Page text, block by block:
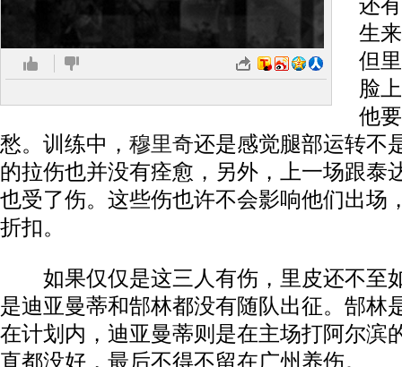
还
生
但
脸
他
愁。训练中， 穆里奇还是感觉腿部运转不
的拉伤也并没有痊愈，另外，上一场跟泰
也受了伤。这些伤也许不会影响他们出场
折扣。
如果仅仅是这三人有伤，里皮还不至
是迪亚曼蒂和郜林都没有随队出征。郜林
在计划内，迪亚曼蒂则是在主场打阿尔滨
直都没好，最后不得不留在广州养伤。